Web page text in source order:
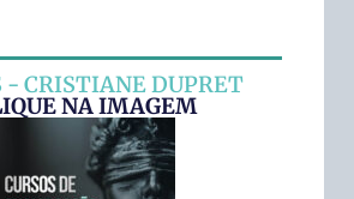
- CRISTIANE DUPRET
NA IMAGEM